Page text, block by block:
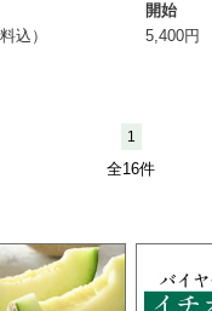
込）
開始
5,400円
1
全16件